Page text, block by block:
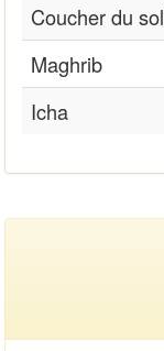
Coucher du
Maghrib
Icha